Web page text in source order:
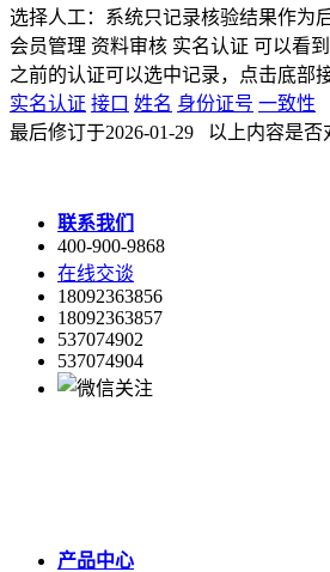
选择人工：系统只记录核验结果作为
会员管理 资料审核 实名认证 可以看
之前的认证可以选中记录，点击底部
实名认证 接口 姓名 身份证号 一致性
最后修订于2026-01-29 以上内容是否
联系我们
400-900-9868
在线交谈
18092363856
18092363857
537074902
537074904
产品中心